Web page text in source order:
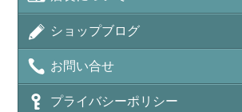
ショップブログ
お問い合せ
プライバシーポリシー